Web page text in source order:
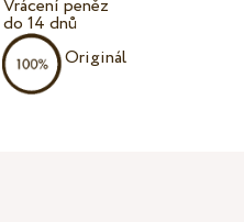
Vrácení peněz
do 14 dnů
Originál